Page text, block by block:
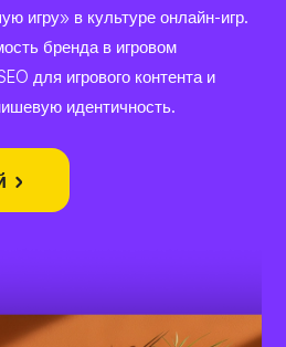
игру» в культуре онлайн-игр.
бренда в игровом
для игрового контента и
идентичность.